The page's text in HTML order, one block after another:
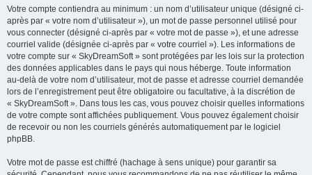
Votre compte contiendra au minimum : un nom d’utilisateur unique (désigné ci-
après par « votre nom d’utilisateur »), un mot de passe personnel utilisé pour
vous connecter (désigné ci-après par « votre mot de passe »), et une adresse
courriel valide (désignée ci-après par « votre courriel »). Les informations de
votre compte sur « SkyDreamSoft » sont protégées par les lois sur la protection
des données applicables dans le pays qui nous héberge. Toute information
au-delà de votre nom d’utilisateur, mot de passe et adresse courriel demandée
lors de l’enregistrement peut être obligatoire ou facultative, à la discrétion de
« SkyDreamSoft ». Dans tous les cas, vous pouvez choisir quelles informations
de votre compte sont affichées publiquement. Vous pouvez également choisir
de recevoir ou non les courriels générés automatiquement par le logiciel
phpBB.
Votre mot de passe est chiffré (hachage à sens unique) pour garantir sa